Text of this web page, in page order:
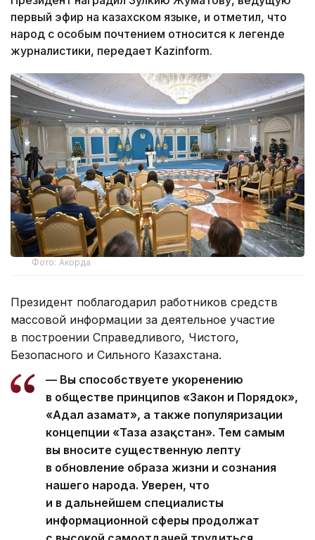
первый эфир на казахском языке, и отметил, что
народ с особым почтением относится к легенде
журналистики, передает Kazinform.
Фото: Акорда
Президент поблагодарил работников средств
массовой информации за деятельное участие
в построении Справедливого, Чистого,
Безопасного и Сильного Казахстана.
— Вы способствуете укоренению
в обществе принципов «Закон и Порядок»,
«Адал азамат», а также популяризации
концепции «Таза Қазақстан». Тем самым
вы вносите существенную лепту
в обновление образа жизни и сознания
нашего народа. Уверен, что
и в дальнейшем специалисты
информационной сферы продолжат